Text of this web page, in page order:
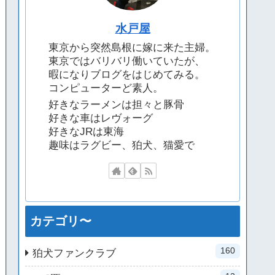
水戸屋
東京から突然島根に嫁に来た主婦。
東京ではバリバリ働いていたが、
暇になりブログをはじめてみる。
コンピューターど素人。
好きなラーメンは担々と豚骨
好きな車はレヴォーグ
好きなJRは東海
趣味はラグビー、狛犬、猫愛で
カテゴリ〜
狛犬ファンクラブ 160